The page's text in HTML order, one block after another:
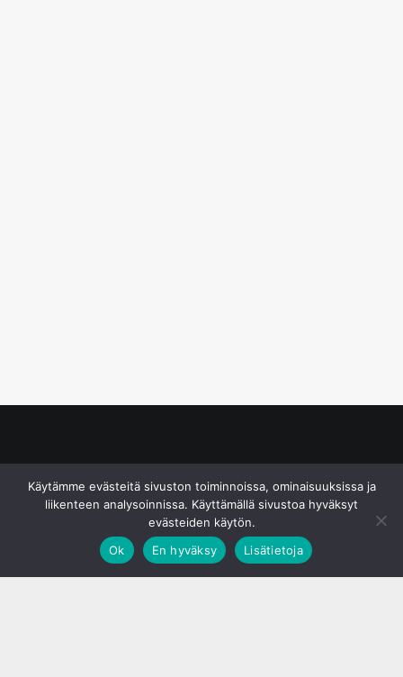
Käytämme evästeitä sivuston toiminnoissa, ominaisuuksissa ja
liikenteen analysoinnissa. Käyttämällä sivustoa hyväksyt
evästeiden käytön.
Ok
En hyväksy Lisätietoja